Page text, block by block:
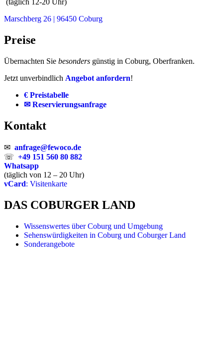
(täglich 12-20 Uhr)
Marschberg 26 | 96450 Coburg
Preise
Übernachten Sie besonders günstig in Coburg, Oberfranken.
Jetzt unverbindlich Angebot anfordern!
€ Preistabelle
✉ Reservierungsanfrage
Kontakt
✉ anfrage@fewoco.de
☏ +49 151 560 80 882
Whatsapp
(täglich von 12 – 20 Uhr)
vCard: Visitenkarte
DAS COBURGER LAND
Wissenswertes über Coburg und Umgebung
Sehenswürdigkeiten in Coburg und Coburger Land
Sonderangebote